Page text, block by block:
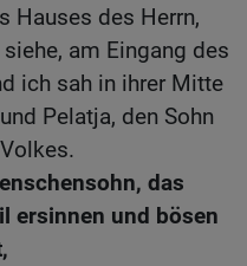
Hauses des Herrn,
am Eingang des
ich sah in ihrer Mitte
Pelatja, den Sohn
das
ersinnen und bösen